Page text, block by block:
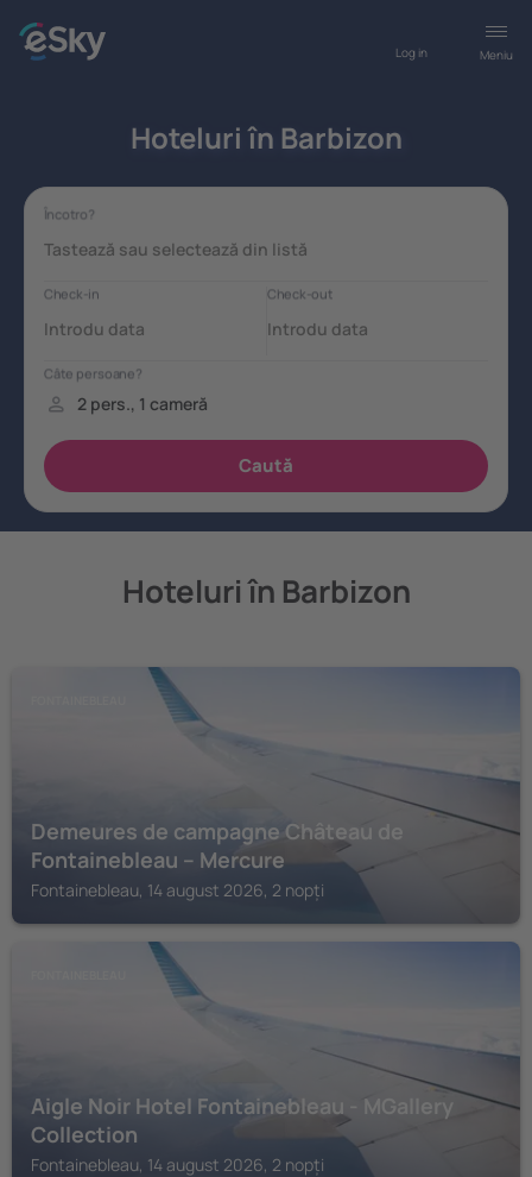
Meniu
Log in
Hoteluri în Barbizon
Hoteluri în Barbizon
Demeures de campagne Château de
Fontainebleau – Mercure
Fontainebleau, 14 august 2026, 2 nopți
Aigle Noir Hotel Fontainebleau - MGallery
Collection
Fontainebleau, 14 august 2026, 2 nopți